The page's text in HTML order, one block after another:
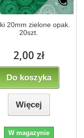
20mm zielone opak.
20szt.
2,00 zł
Do koszyka
Więcej
W magazynie